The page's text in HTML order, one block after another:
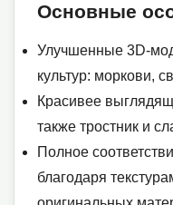
Основные
Улучшенные 3D-
культур: моркови,
Красивее
также тростник и
Полное
благодаря